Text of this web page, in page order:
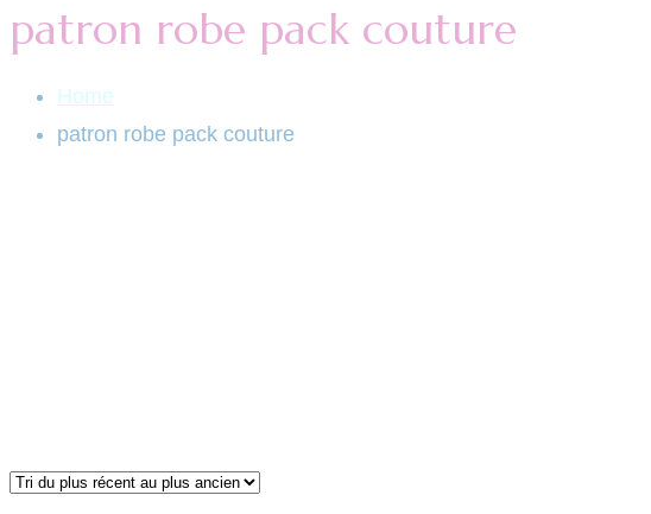
patron robe pack couture
Home
patron robe pack couture